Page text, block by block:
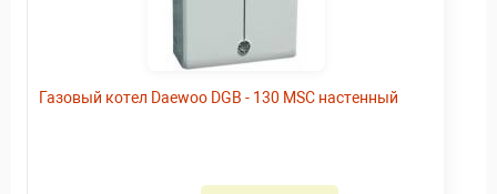
Газовый котел Daewoo DGB - 130 MSC настенный